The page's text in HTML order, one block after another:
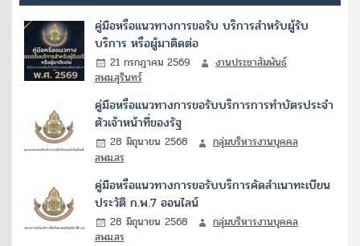
คู่มือหรือแนวทางการขอรับ บริการสำหรับผู้รับ
บริการ หรือผู้มาติดต่อ
21 กรกฎาคม 2569
งานประชาสัมพันธ์
สพม.สุรินทร์
คู่มือหรือแนวทางการขอรับบริการการทำบัตรประจำ
ตัวเจ้าหน้าที่ของรัฐ
28 มิถุนายน 2568
กลุ่มบริหารงานบุคคล
สพม.สร
คู่มือหรือแนวทางการขอรับบริการคัดสำเนาทะเบียน
ประวัติ ก.พ.7 ออนไลน์
28 มิถุนายน 2568
กลุ่มบริหารงานบุคคล
สพม.สร